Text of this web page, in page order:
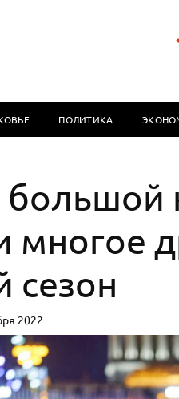
ПОЛИТИКА
многое
сезон
2022